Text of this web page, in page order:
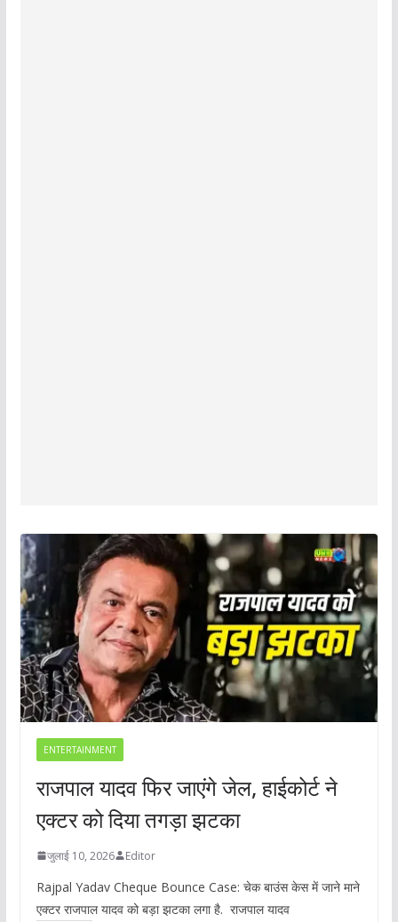
ENTERTAINMENT
राजपाल यादव फिर जाएंगे जेल, हाईकोर्ट ने
एक्टर को दिया तगड़ा झटका
जुलाई 10, 2026 Editor
Rajpal Yadav Cheque Bounce Case: चेक बाउंस केस में जाने माने
एक्टर राजपाल यादव को बड़ा झटका लगा है. राजपाल यादव